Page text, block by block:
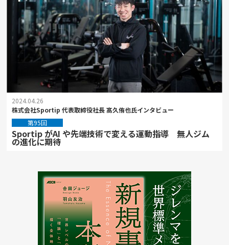
2024.04.26
株式会社Sportip 代表取締役社長 髙久侑也氏インタビュー
第95回
Sportip がAI や先端技術で変える運動指導 無人ジム
の進化に期待